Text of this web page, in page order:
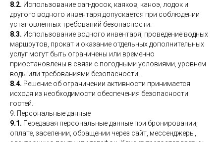
8.2. Использование сап-досок, каяков, каноэ, лодок и
другого водного инвентаря допускается при соблюдении
установленных требований безопасности.
8.3. Использование водного инвентаря, проведение водных
маршрутов, прокат и оказание отдельных дополнительных
услуг могут быть ограничены или временно
приостановлены в связи с погодными условиями, уровнем
воды или требованиями безопасности.
8.4. Решение об ограничении активности принимается
исходя из необходимости обеспечения безопасности
гостей.
9. Персональные данные
9.1. Передавая персональные данные при бронировании,
оплате, заселении, обращении через сайт, мессенджеры,